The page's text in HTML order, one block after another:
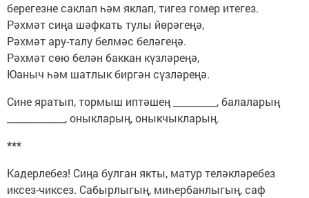
берегезне саклап һәм яклап, тигез гомер итегез.
Рәхмәт сиңа шәфкать тулы йөрәгеңә,
Рәхмәт ару-талу белмәс беләгеңә.
Рәхмәт сөю белән баккан күзләреңә,
Юаныч һәм шатлык биргән сүзләреңә.
Сине яратып, тормыш иптәшең _________, балаларың
____________, оныкларың, оныкчыкларың.
***
Кадерлебез! Сиңа булган якты, матур теләкләребез
иксез-чиксез. Сабырлыгың, миһербанлыгың, саф